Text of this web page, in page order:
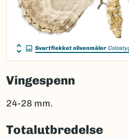
Svartflekket olivenmåler
Vingespenn
24-28 mm.
Totalutbredelse